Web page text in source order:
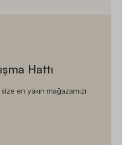
Hattı
en yakın mağazamızı